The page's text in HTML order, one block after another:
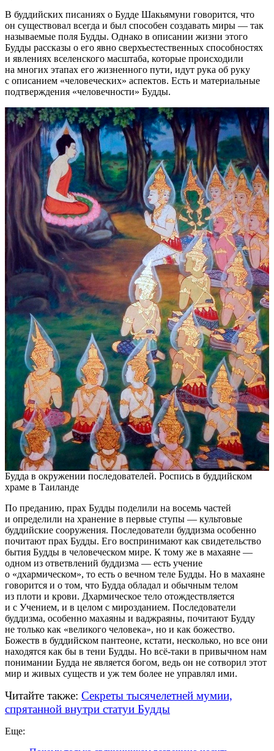
В буддийских писаниях о Будде Шакьямуни говорится, что
он существовал всегда и был способен создавать миры — так
называемые поля Будды. Однако в описании жизни этого
Будды рассказы о его явно сверхъестественных способностях
и явлениях вселенского масштаба, которые происходили
на многих этапах его жизненного пути, идут рука об руку
с описанием «человеческих» аспектов. Есть и материальные
подтверждения «человечности» Будды.
Будда в окружении последователей. Роспись в буддийском
храме в Таиланде
По преданию, прах Будды поделили на восемь частей
и определили на хранение в первые ступы — культовые
буддийские сооружения. Последователи буддизма особенно
почитают прах Будды. Его воспринимают как свидетельство
бытия Будды в человеческом мире. К тому же в махаяне —
одном из ответвлений буддизма — есть учение
о «дхармическом», то есть о вечном теле Будды. Но в махаяне
говорится и о том, что Будда обладал и обычным телом
из плоти и крови. Дхармическое тело отождествляется
и с Учением, и в целом с мирозданием. Последователи
буддизма, особенно махаяны и ваджраяны, почитают Будду
не только как «великого человека», но и как божество.
Божеств в буддийском пантеоне, кстати, несколько, но все они
находятся как бы в тени Будды. Но всё-таки в привычном нам
понимании Будда не является богом, ведь он не сотворил этот
мир и живых существ и уж тем более не управлял ими.
Читайте также: Секреты тысячелетней мумии,
спрятанной внутри статуи Будды
Еще: